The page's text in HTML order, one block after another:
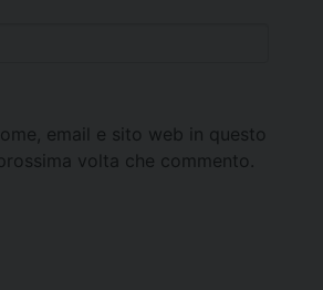
email e sito web in questo
volta che commento.